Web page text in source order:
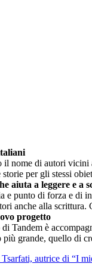
nome di autori vicini
per gli stessi
aiuta a leggere e a
e punto di forza e di
anche alla scrittura.
progetto
Tandem è
più grande, quello di
Tsarfati, autrice di “I